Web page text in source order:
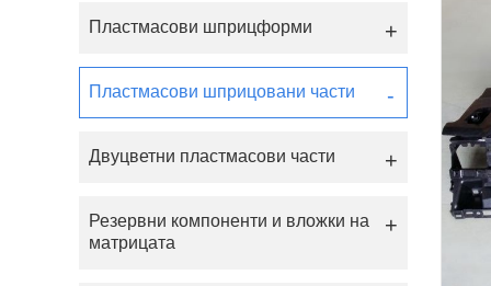
Пластмасови шприцформи
Пластмасови шприцовани части
Двуцветни пластмасови части
Резервни компоненти и вложки на
матрицата